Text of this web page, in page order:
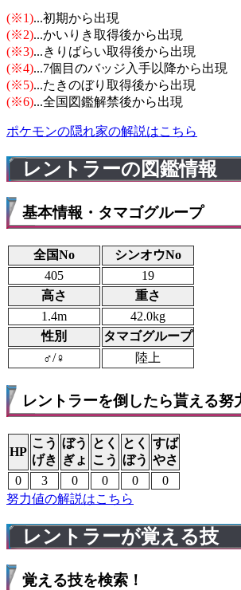
(※1)...初期から出現
(※2)...かいりき取得後から出現
(※3)...きりばらい取得後から出現
(※4)...7個目のバッジ入手以降から出現
(※5)...たきのぼり取得後から出現
(※6)...全国図鑑解禁後から出現
ポケモンの隠れ家の解説はこちら
レントラーの図鑑情報
基本情報・タマゴグループ
全国No
シンオウNo
405
19
高さ
重さ
1.4m
42.0kg
性別
タマゴグループ
♂/♀
陸上
レントラーを倒したら貰える努
HP
こう
げき
ぼう
ぎょ
とく
こう
とく
ぼう
すば
やさ
0
3 0 0 0
0
努力値の解説はこちら
レントラーが覚える技
覚える技を検索！